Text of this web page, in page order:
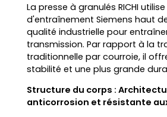
La presse à granulés RICHI
d'entraînement Siemens haut
qualité industrielle pour
transmission. Par rapport à la
traditionnelle par courroie, il
stabilité et une plus grande
Structure du corps :
anticorrosion et résistante